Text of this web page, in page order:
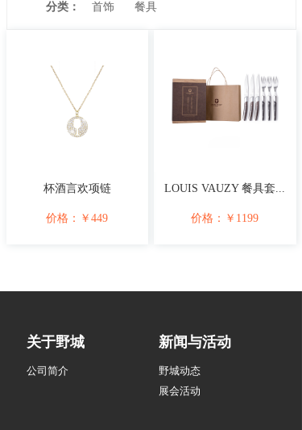
分类： 首饰 餐具
杯酒言欢项链
价格： ￥449
LOUIS VAUZY 餐具套...
价格： ￥ 1199
公司简介
关于野城 新闻与活动
野城动态
展会活动